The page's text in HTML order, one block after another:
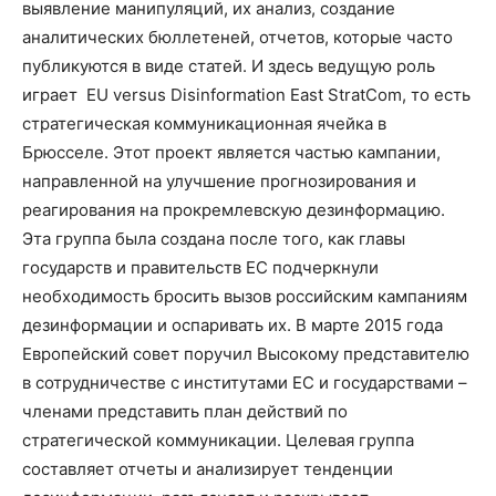
выявление манипуляций, их анализ, создание
аналитических бюллетеней, отчетов, которые часто
публикуются в виде статей. И здесь ведущую роль
играет EU versus Disinformation East StratCom, то есть
стратегическая коммуникационная ячейка в
Брюсселе. Этот проект является частью кампании,
направленной на улучшение прогнозирования и
реагирования на прокремлевскую дезинформацию.
Эта группа была создана после того, как главы
государств и правительств ЕС подчеркнули
необходимость бросить вызов российским кампаниям
дезинформации и оспаривать их. В марте 2015 года
Европейский совет поручил Высокому представителю
в сотрудничестве с институтами ЕС и государствами –
членами представить план действий по
стратегической коммуникации. Целевая группа
составляет отчеты и анализирует тенденции